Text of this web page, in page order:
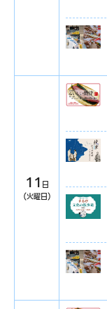
11
日
（火曜日）